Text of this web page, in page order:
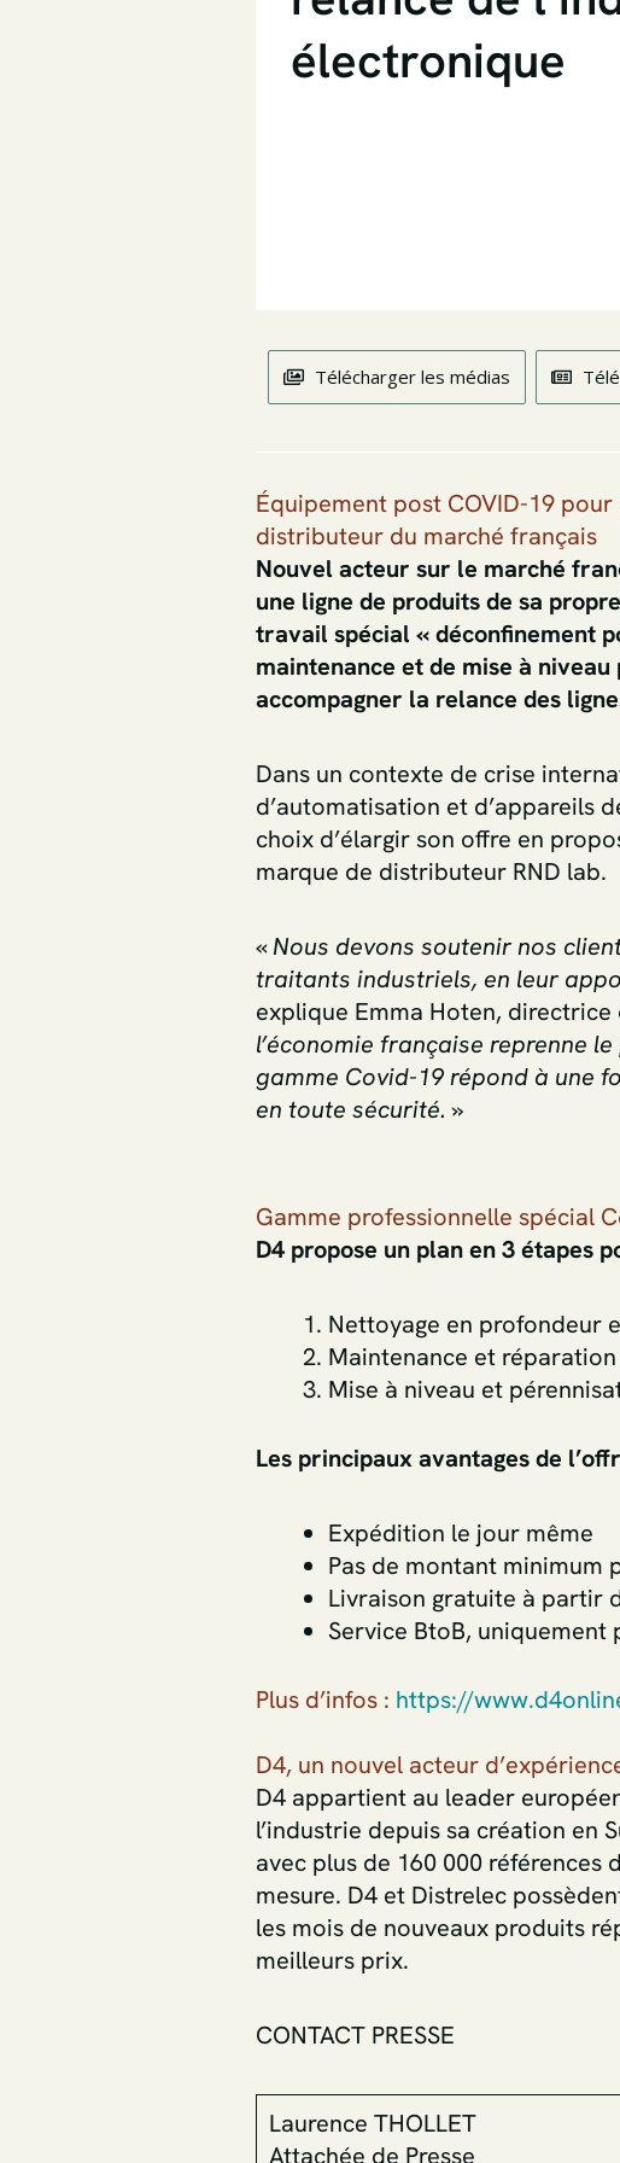
électronique
Télécharger les médias
Équipement post COVID-19
distributeur du marché français
Nouvel acteur sur le marché
une ligne de produits de sa
travail spécial « déconfinement
maintenance et de mise à
accompagner la relance des
Dans un contexte de crise
d’automatisation et d’appareils
choix d’élargir son offre en
marque de distributeur RND lab.
« Nous devons soutenir nos
traitants industriels, en leur
explique Emma Hoten, directrice
l’économie française reprenne
gamme Covid-19 répond à une
en toute sécurité. »
Gamme professionnelle spécial
D4 propose un plan en 3 étapes
Nettoyage en profondeur
Maintenance et
Mise à niveau et
Les principaux avantages de
Expédition le jour même
Pas de montant minimum
Livraison gratuite à partir
Service BtoB, uniquement
Plus d’infos : https://
D4, un nouvel acteur
D4 appartient au leader
l’industrie depuis sa création en
avec plus de 160 000
mesure. D4 et Distrelec
les mois de nouveaux produits
meilleurs prix.
CONTACT PRESSE
Laurence THOLLET
Attachée de Presse